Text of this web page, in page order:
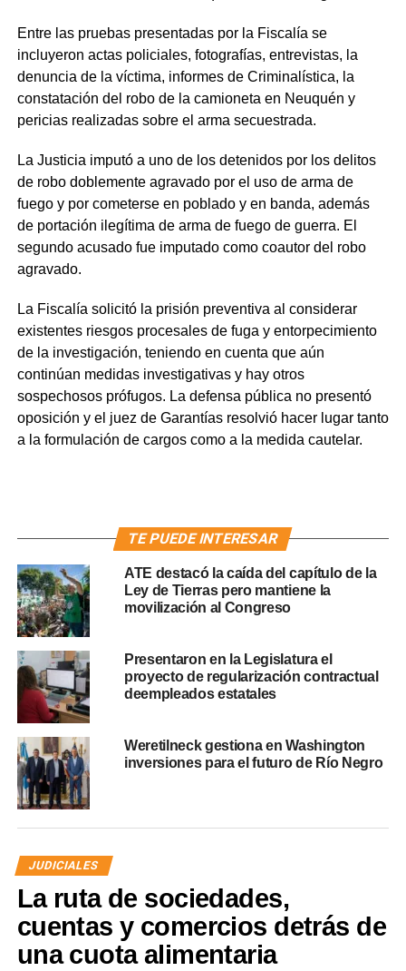
Entre las pruebas presentadas por la Fiscalía se
incluyeron actas policiales, fotografías, entrevistas, la
denuncia de la víctima, informes de Criminalística, la
constatación del robo de la camioneta en Neuquén y
pericias realizadas sobre el arma secuestrada.
La Justicia imputó a uno de los detenidos por los delitos
de robo doblemente agravado por el uso de arma de
fuego y por cometerse en poblado y en banda, además
de portación ilegítima de arma de fuego de guerra. El
segundo acusado fue imputado como coautor del robo
agravado.
La Fiscalía solicitó la prisión preventiva al considerar
existentes riesgos procesales de fuga y entorpecimiento
de la investigación, teniendo en cuenta que aún
continúan medidas investigativas y hay otros
sospechosos prófugos. La defensa pública no presentó
oposición y el juez de Garantías resolvió hacer lugar tanto
a la formulación de cargos como a la medida cautelar.
TE PUEDE INTERESAR
ATE destacó la caída del capítulo de la
Ley de Tierras pero mantiene la
movilización al Congreso
Presentaron en la Legislatura el
proyecto de regularización contractual
deempleados estatales
Weretilneck gestiona en Washington
inversiones para el futuro de Río Negro
JUDICIALES
La ruta de sociedades,
cuentas y comercios detrás de
una cuota alimentaria